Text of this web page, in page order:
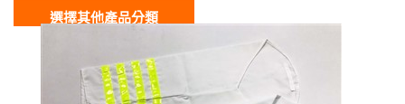
選擇其他產品分類